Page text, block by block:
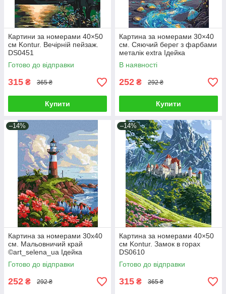
Картини за номерами 40×50
см Kontur. Вечірній пейзаж.
DS0451
Готово до відправки
315 ₴ 365 ₴
Купити
Картина за номерами 30×40
см. Сяючий берег з фарбами
металік extra Ідейка
KHO6387
В наявності
252 ₴ 292 ₴
Купити
–14%
Картина за номерами 30х40
см. Мальовничий край
©art_selena_ua Ідейка
КНО2790
Готово до відправки
252 ₴ 292 ₴
–14%
Картина за номерами 40×50
см Kontur. Замок в горах
DS0610
Готово до відправки
315 ₴ 365 ₴